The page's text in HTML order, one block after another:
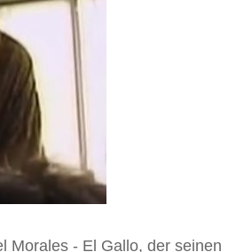
Morales - El Gallo, der seinen